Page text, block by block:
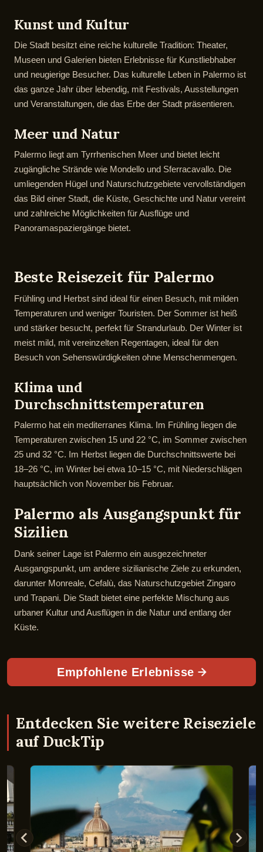
Kunst und Kultur
Die Stadt besitzt eine reiche kulturelle Tradition: Theater,
Museen und Galerien bieten Erlebnisse für Kunstliebhaber
und neugierige Besucher. Das kulturelle Leben in Palermo ist
das ganze Jahr über lebendig, mit Festivals, Ausstellungen
und Veranstaltungen, die das Erbe der Stadt präsentieren.
Meer und Natur
Palermo liegt am Tyrrhenischen Meer und bietet leicht
zugängliche Strände wie Mondello und Sferracavallo. Die
umliegenden Hügel und Naturschutzgebiete vervollständigen
das Bild einer Stadt, die Küste, Geschichte und Natur vereint
und zahlreiche Möglichkeiten für Ausflüge und
Panoramaspaziergänge bietet.
Beste Reisezeit für Palermo
Frühling und Herbst sind ideal für einen Besuch, mit milden
Temperaturen und weniger Touristen. Der Sommer ist heiß
und stärker besucht, perfekt für Strandurlaub. Der Winter ist
meist mild, mit vereinzelten Regentagen, ideal für den
Besuch von Sehenswürdigkeiten ohne Menschenmengen.
Klima und
Durchschnittstemperaturen
Palermo hat ein mediterranes Klima. Im Frühling liegen die
Temperaturen zwischen 15 und 22 °C, im Sommer zwischen
25 und 32 °C. Im Herbst liegen die Durchschnittswerte bei
18–26 °C, im Winter bei etwa 10–15 °C, mit Niederschlägen
hauptsächlich von November bis Februar.
Palermo als Ausgangspunkt für
Sizilien
Dank seiner Lage ist Palermo ein ausgezeichneter
Ausgangspunkt, um andere sizilianische Ziele zu erkunden,
darunter Monreale, Cefalù, das Naturschutzgebiet Zingaro
und Trapani. Die Stadt bietet eine perfekte Mischung aus
urbaner Kultur und Ausflügen in die Natur und entlang der
Küste.
Empfohlene Erlebnisse
Entdecken Sie weitere Reiseziele
auf DuckTip